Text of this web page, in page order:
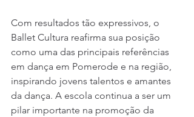
Com resultados tão expressivos, o
Ballet Cultura reafirma sua posição
como uma das principais referências
em dança em Pomerode e na região,
inspirando jovens talentos e amantes
da dança. A escola continua a ser um
pilar importante na promoção da